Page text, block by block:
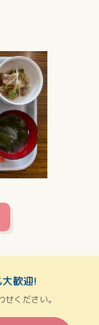
歓迎!
ください。